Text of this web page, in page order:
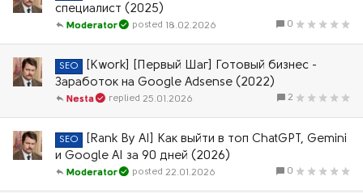
специалист (2025)
0
18.02.2026
Moderator
SEO
[Kwork] [Первый Шаг] Готовый бизнес -
Заработок на Google Adsense (2022)
2
25.01.2026
Nesta
SEO
[Rank By AI] Как выйти в топ ChatGPT, Gemini
и Google AI за 90 дней (2026)
0
22.01.2026
Moderator